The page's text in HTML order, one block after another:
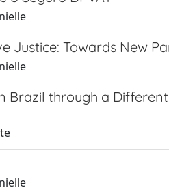
Justice: Towards New
Brazil through a